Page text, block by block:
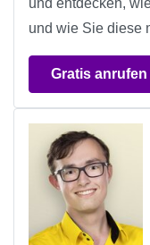
und entdecken,
und wie Sie diese
Gratis anrufen